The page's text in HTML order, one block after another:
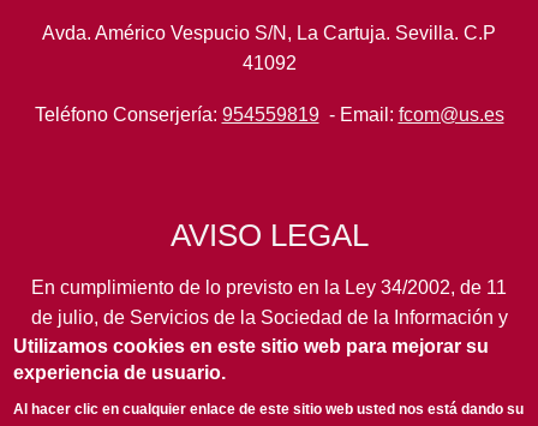
Avda. Américo Vespucio S/N, La Cartuja. Sevilla. C.P
41092
Teléfono Conserjería: 954559819- Email: fcom@us.es
AVISO LEGAL
En cumplimiento de lo previsto en la Ley 34/2002, de 11
de julio, de Servicios de la Sociedad de la Información y
de Comercio Electrónico, así como en otras normas de
legal aplicación, se pone en conocimiento de los
usuarios de este portal de laUniversidad de Sevillalos
Utilizamos cookies en este sitio web para mejorar su
experiencia de usuario.
Al hacer clic en cualquier enlace de este sitio web usted nos está dando su